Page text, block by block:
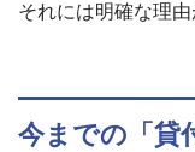
それには明確な理由
今までの「貸